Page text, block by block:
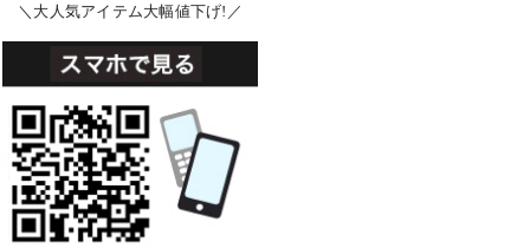
＼大人気アイテム大幅値下げ!／